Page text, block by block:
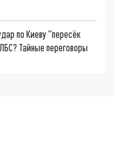
по Киеву "пересёк
Тайные переговоры